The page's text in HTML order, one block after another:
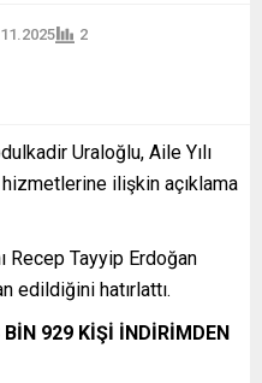
2
Uraloğlu, Aile Yılı
ilişkin açıklama
Recep Tayyip Erdoğan
edildiğini hatırlattı.
929 KİŞİ İNDİRİMDEN